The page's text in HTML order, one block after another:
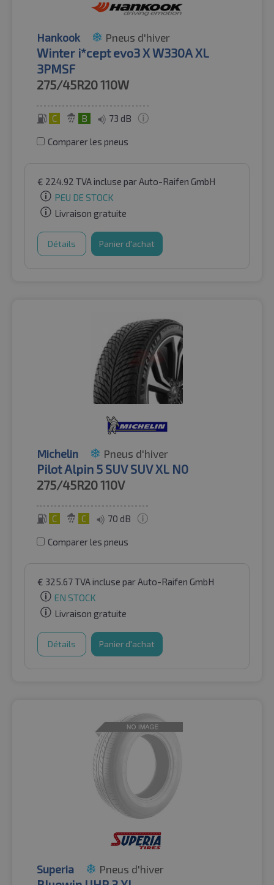
Hankook Pneus d'hiver
Winter i*cept evo3 X W330A XL
3PMSF
275/45R20110W
C B 73 dB
Comparer les pneus
€ 224.92 TVA incluse par Auto-Raifen GmbH
PEU DE STOCK
Livraison gratuite
Détails Panier d'achat
Michelin Pneus d'hiver
Pilot Alpin 5 SUV SUV XL N0
275/45R20110V
C C 70 dB
Comparer les pneus
€ 325.67TVA incluse par Auto-Raifen GmbH
EN STOCK
Livraison gratuite
Détails Panier d'achat
Superia Pneus d'hiver